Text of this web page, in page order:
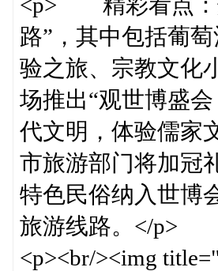
路”，其中包括葡
验之旅、宗教文化
场推出“观世博盛
代文明，体验儒家
市旅游部门将加冠
特色民俗纳入世博
旅游线路。</p>
<p><br/><img